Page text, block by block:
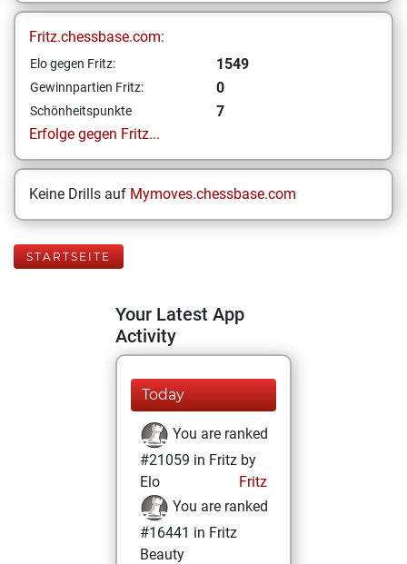
Fritz.chessbase.com:
Elo gegen Fritz: 1549
Gewinnpartien Fritz: 0
Schönheitspunkte
7
Erfolge gegen Fritz...
Keine Drills auf Mymoves.chessbase.com
STARTSEITE
Your Latest App
Activity
Today
You are ranked
#21059 in Fritz by
Elo
Fritz
You are ranked
#16441 in Fritz
Beauty